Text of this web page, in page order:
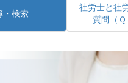
・検索
社労士と社
質問（